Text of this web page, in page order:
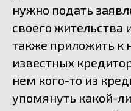
нужно подать
своего жительства
также приложить к
известных
нем кого-то из
упомянуть какой-